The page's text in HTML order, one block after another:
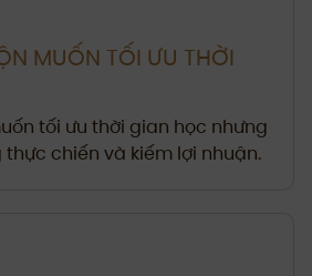
MUỐN TỐI ƯU THỜI
tối ưu thời gian học nhưng
chiến và kiếm lợi nhuận.